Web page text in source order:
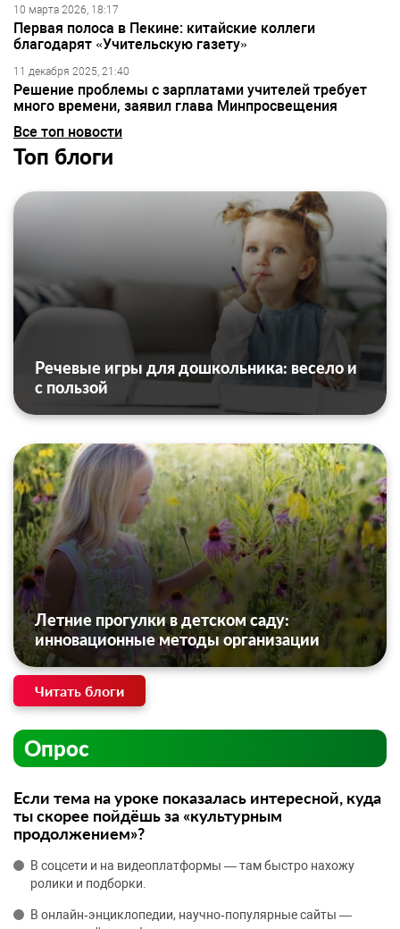
10 марта 2026, 18:17
Первая полоса в Пекине: китайские коллеги
благодарят «Учительскую газету»
11 декабря 2025, 21:40
Решение проблемы с зарплатами учителей требует
много времени, заявил глава Минпросвещения
Все топ новости
Топ блоги
Речевые игры для дошкольника: весело и
с пользой
Летние прогулки в детском саду:
инновационные методы организации
Читать блоги
Опрос
Если тема на уроке показалась интересной, куда
ты скорее пойдёшь за «культурным
продолжением»?
В соцсети и на видеоплатформы — там быстро нахожу
ролики и подборки.
В онлайн‑энциклопедии, научно‑популярные сайты —